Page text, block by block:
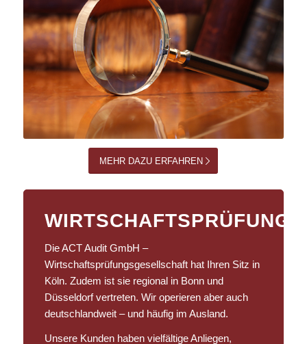
MEHR DAZU ERFAHREN
WIRTSCHAFTSPRÜFUNG
Die ACT Audit GmbH –
Wirtschaftsprüfungsgesellschaft hat Ihren Sitz in
Köln. Zudem ist sie regional in Bonn und
Düsseldorf vertreten. Wir operieren aber auch
deutschlandweit – und häufig im Ausland.
Unsere Kunden haben vielfältige Anliegen,